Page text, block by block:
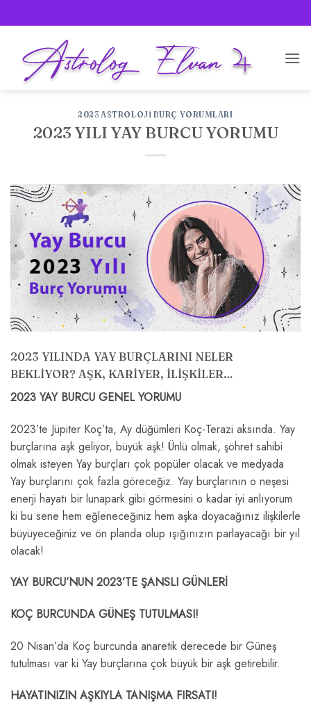
atla
2023 ASTROLOJI BURÇ YORUMLARI
2023 YILI YAY BURCU YORUMU
2023 YILINDA YAY BURÇLARINI NELER
BEKLİYOR? AŞK, KARİYER, İLİŞKİLER…
2023 YAY BURCU GENEL YORUMU
2023’te Jüpiter Koç’ta, Ay düğümleri Koç-Terazi aksında. Yay
burçlarına aşk geliyor, büyük aşk! Ünlü olmak, şöhret sahibi
olmak isteyen Yay burçları çok popüler olacak ve medyada
Yay burçlarını çok fazla göreceğiz. Yay burçlarının o neşesi
enerji hayatı bir lunapark gibi görmesini o kadar iyi anlıyorum
ki bu sene hem eğleneceğiniz hem aşka doyacağınız ilişkilerle
büyüyeceğiniz ve ön planda olup ışığınızın parlayacağı bir yıl
olacak!
YAY BURCU’NUN 2023’TE ŞANSLI GÜNLERİ
KOÇ BURCUNDA GÜNEŞ TUTULMASI!
20 Nisan’da Koç burcunda anaretik derecede bir Güneş
tutulması var ki Yay burçlarına çok büyük bir aşk getirebilir.
HAYATINIZIN AŞKIYLA TANIŞMA FIRSATI!